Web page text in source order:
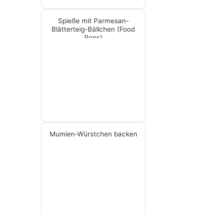
Spieße mit Parmesan-
Blätterteig-Bällchen (Food
Pops)
Mumien-Würstchen backen